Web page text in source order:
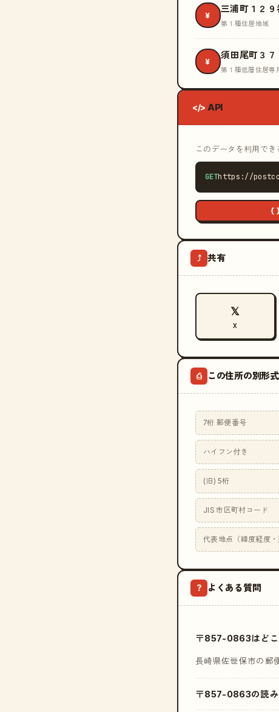
¥
三浦町１２９
第１種住居地域
¥
須田尾町３７
第１種低層住居専
</> API
このデータを利用でき
GEThttps://
{
⤴ 共有
𝕏
X
⎙ この住所の別形式
7桁 郵便番号
ハイフン付き
(旧) 5桁
JIS 市区町村コード
代表地点（緯度経度・
? よくある質問
〒857-0863はどこ
長崎県佐世保市の郵
〒857-0863の読み